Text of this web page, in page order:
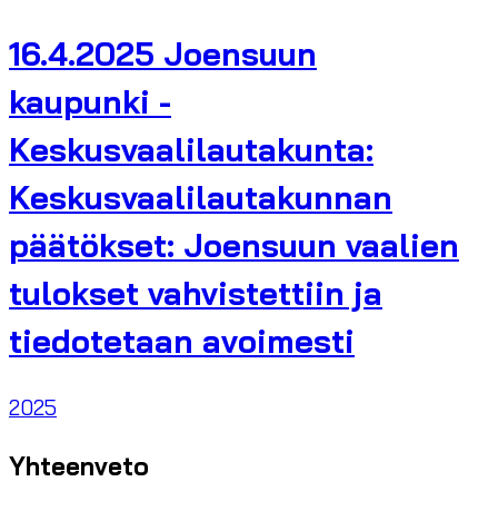
16.4.2025 Joensuun
kaupunki -
Keskusvaalilautakunta:
Keskusvaalilautakunnan
päätökset: Joensuun vaalien
tulokset vahvistettiin ja
tiedotetaan avoimesti
2025
Yhteenveto